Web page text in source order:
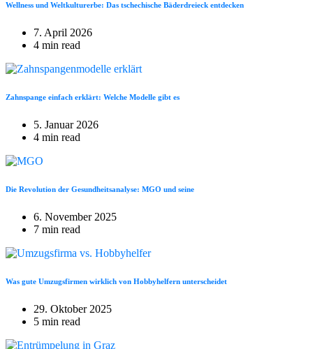
Wellness und Weltkulturerbe: Das tschechische Bäderdreieck entdecken
7. April 2026
4 min read
Zahnspange einfach erklärt: Welche Modelle gibt es
5. Januar 2026
4 min read
Die Revolution der Gesundheitsanalyse: MGO und seine
6. November 2025
7 min read
Was gute Umzugsfirmen wirklich von Hobbyhelfern unterscheidet
29. Oktober 2025
5 min read